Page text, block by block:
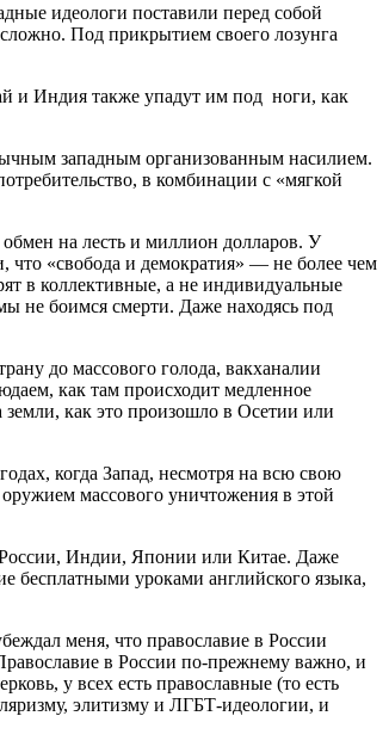
идеологи поставили перед собой
Под прикрытием своего лозунга
и Индия также упадут им под ноги, как
западным организованным насилием.
в комбинации с «мягкой
обмен на лесть и миллион долларов. У
что «свобода и демократия» — не более чем
в коллективные, а не индивидуальные
не боимся смерти. Даже находясь под
до массового голода, вакханалии
как там происходит медленное
земли, как это произошло в Осетии или
когда Запад, несмотря на всю свою
массового уничтожения в этой
России, Индии, Японии или Китае. Даже
бесплатными уроками английского языка,
меня, что православие в России
в России по-прежнему важно, и
у всех есть православные (то есть
элитизму и ЛГБТ-идеологии, и